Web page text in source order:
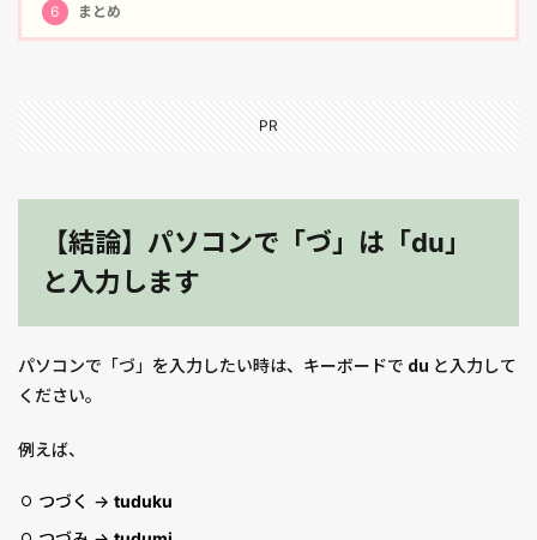
6 まとめ
PR
【結論】パソコンで「づ」は「du」
と入力します
パソコンで「づ」を入力したい時は、キーボードで du と入力して
ください。
例えば、
つづく → tuduku